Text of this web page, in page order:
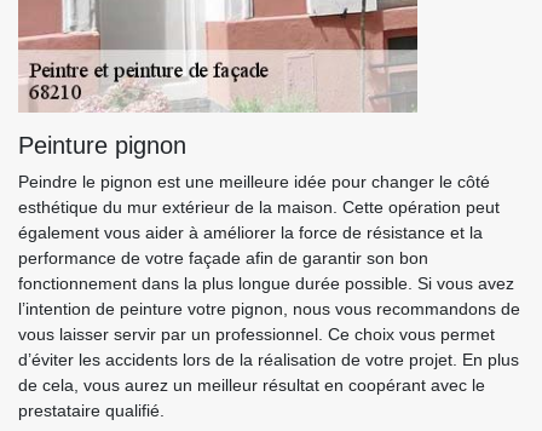
Peinture pignon
Peindre le pignon est une meilleure idée pour changer le côté
esthétique du mur extérieur de la maison. Cette opération peut
également vous aider à améliorer la force de résistance et la
performance de votre façade afin de garantir son bon
fonctionnement dans la plus longue durée possible. Si vous avez
l’intention de peinture votre pignon, nous vous recommandons de
vous laisser servir par un professionnel. Ce choix vous permet
d’éviter les accidents lors de la réalisation de votre projet. En plus
de cela, vous aurez un meilleur résultat en coopérant avec le
prestataire qualifié.